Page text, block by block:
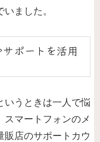
ました。
ポートを活用
いうときは一人で悩
スマートフォンのメ
販店のサポートカウ